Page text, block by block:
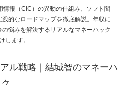
報（CIC）の異動の仕組み、ソフト闇
的なロードマップを徹底解説。年収に
悩みを解決するリアルなマネーハック
します。
ル戦略｜結城智のマネーハ